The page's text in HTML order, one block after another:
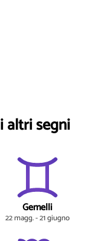
altri segni
Gemelli
22 magg. - 21 giugno